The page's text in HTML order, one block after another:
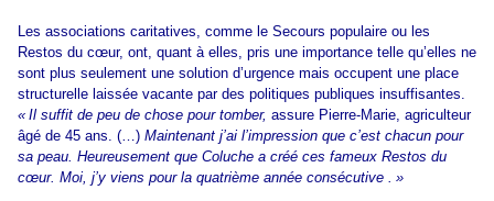
Les associations caritatives, comme le Secours populaire ou les
Restos du cœur, ont, quant à elles, pris une importance telle qu’elles ne
sont plus seulement une solution d’urgence mais occupent une place
structurelle laissée vacante par des politiques publiques insuffisantes.
« Il suffit de peu de chose pour tomber, assure Pierre-Marie, agriculteur
âgé de 45 ans. (…) Maintenant j’ai l’impression que c’est chacun pour
sa peau. Heureusement que Coluche a créé ces fameux Restos du
cœur. Moi, j’y viens pour la quatrième année consécutive . »